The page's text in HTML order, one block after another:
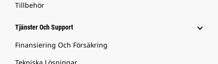
Tillbehör
Tjänster Och Support
Finansiering Och Försäkring